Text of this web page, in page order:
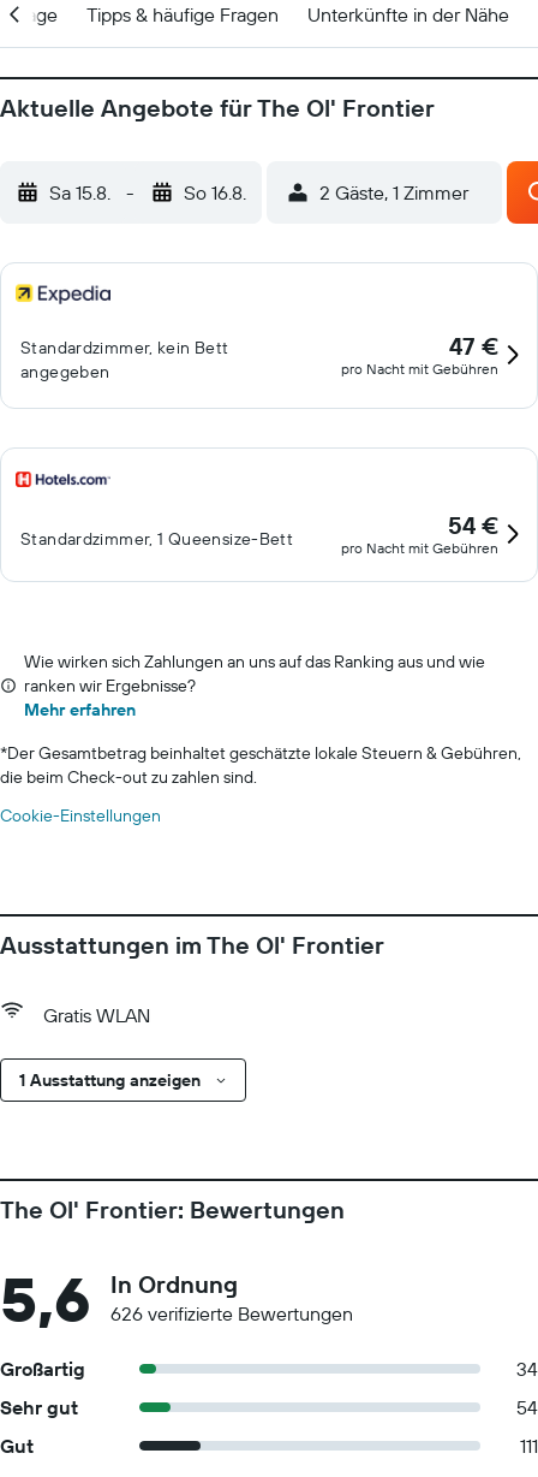
Lage Tipps & häufige Fragen Unterkünfte in der Nähe
Aktuelle Angebote für The Ol' Frontier
Sa 15.8. - So 16.8. 2 Gäste, 1 Zimmer
Standardzimmer, kein Bett
angegeben
47 €
pro Nacht mit Gebühren
Standardzimmer, 1 Queensize-Bett 54 €
pro Nacht mit Gebühren
Wie wirken sich Zahlungen an uns auf das Ranking aus und wie
ranken wir Ergebnisse?
Mehr erfahren
*Der Gesamtbetrag beinhaltet geschätzte lokale Steuern & Gebühren,
die beim Check-out zu zahlen sind.
Cookie-Einstellungen
Ausstattungen im The Ol' Frontier
Gratis WLAN
1 Ausstattung anzeigen
The Ol' Frontier: Bewertungen
5,6 In Ordnung
626 verifizierte Bewertungen
Großartig
34
Sehr gut
54
Gut
111